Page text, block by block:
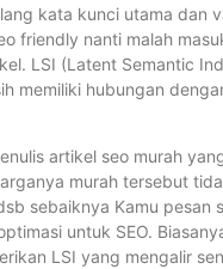
kata kunci utama dan
friendly nanti malah
LSI (Latent Semantic
memiliki hubungan
artikel seo murah
murah tersebut
sebaiknya Kamu pesan
untuk SEO.
LSI yang mengalir